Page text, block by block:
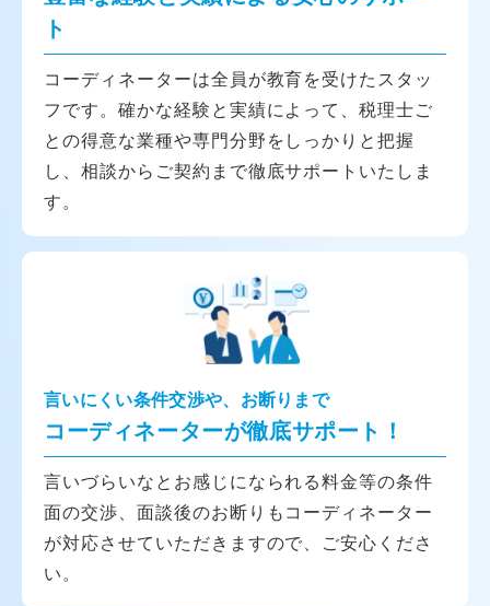
ト
コーディネーターは全員が教育を受けたスタッ
フです。確かな経験と実績によって、税理士ご
との得意な業種や専門分野をしっかりと把握
し、相談からご契約まで徹底サポートいたしま
す。
言いにくい条件交渉や、お断りまで
コーディネーターが徹底サポート！
言いづらいなとお感じになられる料金等の条件
面の交渉、面談後のお断りもコーディネーター
が対応させていただきますので、ご安心くださ
い。